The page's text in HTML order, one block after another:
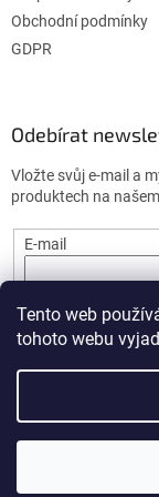
Tento web
tohoto webu
Obchodní podmínky
GDPR
Odebírat
Vložte svůj e-mail a
produktech na
E-mail
PŘIHLÁSIT SE